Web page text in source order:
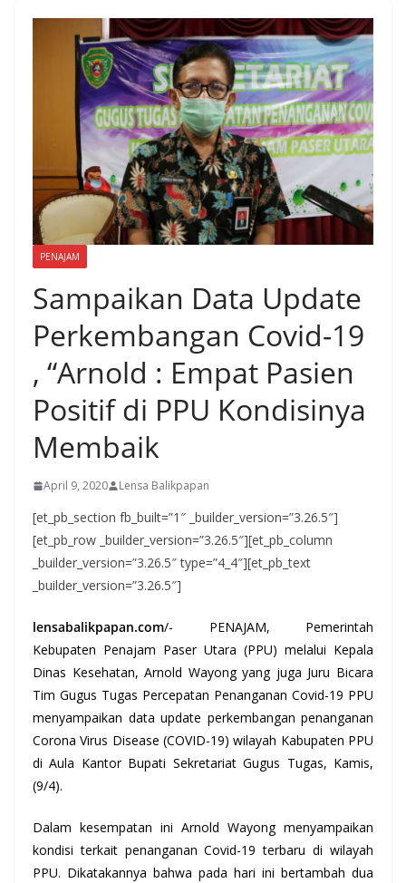
PENAJAM
Sampaikan Data Update
Perkembangan Covid-19
, “Arnold : Empat Pasien
Positif di PPU Kondisinya
Membaik
April 9, 2020 Lensa Balikpapan
[et_pb_section fb_built=”1″ _builder_version=”3.26.5″]
[et_pb_row _builder_version=”3.26.5″][et_pb_column
_builder_version=”3.26.5″ type=”4_4″][et_pb_text
_builder_version=”3.26.5″]
lensabalikpapan.com/- PENAJAM, Pemerintah
Kebupaten Penajam Paser Utara (PPU) melalui Kepala
Dinas Kesehatan, Arnold Wayong yang juga Juru Bicara
Tim Gugus Tugas Percepatan Penanganan Covid-19 PPU
menyampaikan data update perkembangan penanganan
Corona Virus Disease (COVID-19) wilayah Kabupaten PPU
di Aula Kantor Bupati Sekretariat Gugus Tugas, Kamis,
(9/4).
Dalam kesempatan ini Arnold Wayong menyampaikan
kondisi terkait penanganan Covid-19 terbaru di wilayah
PPU. Dikatakannya bahwa pada hari ini bertambah dua